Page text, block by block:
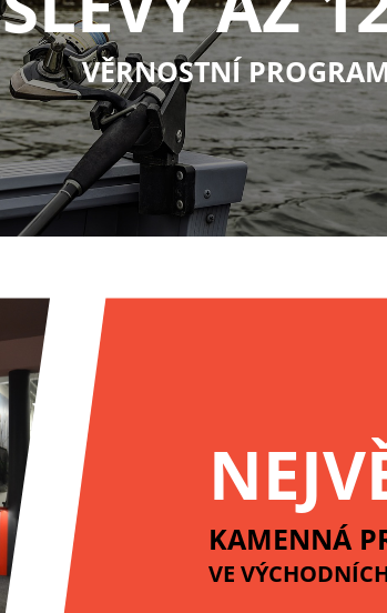
VĚRNOSTNÍ
KAMENNÁ
VE